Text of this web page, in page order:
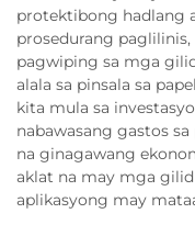
protektibong hadlang
prosedurang
pagwiping sa mga
alala sa pinsala sa
kita mula sa
nabawasang gastos
na ginagawang
aklat na may mga
aplikasyong may